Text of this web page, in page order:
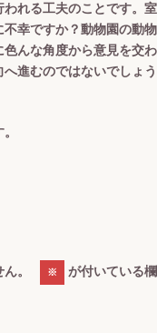
れる工夫のことです。室
幸ですか？動物園の動物
んな角度から意見を交わ
進むのではないでしょう
。 ※
が付いている欄